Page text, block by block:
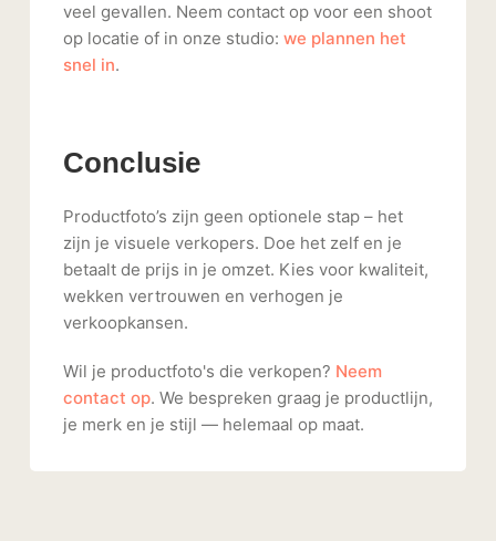
veel gevallen. Neem contact op voor een shoot
op locatie of in onze studio: we plannen het
snel in.
Conclusie
Productfoto’s zijn geen optionele stap – het
zijn je visuele verkopers. Doe het zelf en je
betaalt de prijs in je omzet. Kies voor kwaliteit,
wekken vertrouwen en verhogen je
verkoopkansen.
Wil je productfoto's die verkopen? Neem
contact op. We bespreken graag je productlijn,
je merk en je stijl — helemaal op maat.